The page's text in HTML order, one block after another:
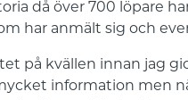
då över 700 löpare
har anmält sig och
på kvällen innan jag
information men